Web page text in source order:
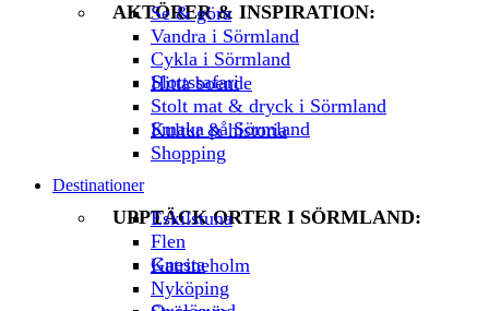
AKTÖRER & INSPIRATION:
Se & göra
Vandra i Sörmland
Cykla i Sörmland
Slottssafari
Hitta boende
Stolt mat & dryck i Sörmland
Smaka på Sörmland
Kultur & historia
Shopping
Destinationer
UPPTÄCK ORTER I SÖRMLAND:
Eskilstuna
Flen
Gnesta
Katrineholm
Nyköping